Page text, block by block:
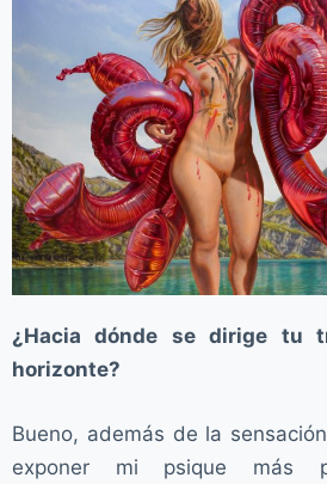
¿Hacia dónde se dirige tu
horizonte?
Bueno, además de la
exponer mi psique más